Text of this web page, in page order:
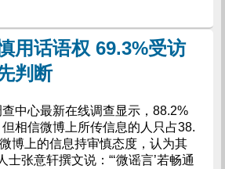
用话语权 69.3%受访
判断
中心最新在线调查显示，88.2%
相信微博上所传信息的人只占38.
博上的信息持审慎态度，认为其
士张意轩撰文说：“‘微谣言’若畅通